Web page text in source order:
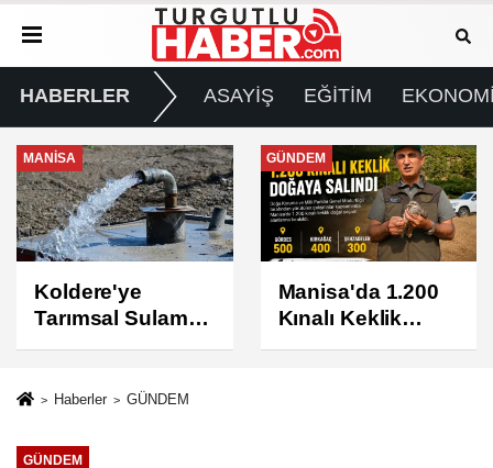
HABERLER ASAYİŞ EĞİTİM
GÜNDEM
Manisa'da 1.200
Kınalı Keklik
Doğaya Salındı
GÜNDEM
Turgutlu'da 8
Ağustos
Cumartesi Günü
Haberler GÜNDEM
GÜNDEM